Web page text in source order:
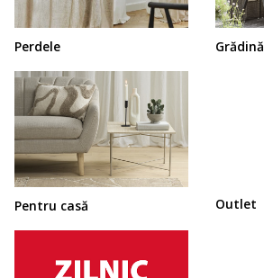
Perdele Grădină
Pentru casă Outlet